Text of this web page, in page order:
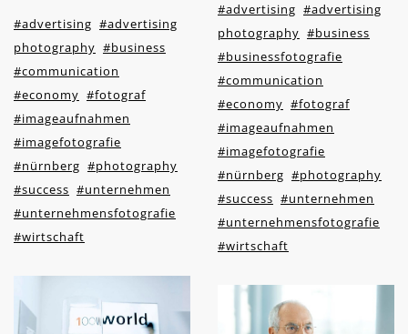
#advertising #advertising
photography #business
#communication
#economy #fotograf
#imageaufnahmen
#imagefotografie
#nürnberg #photography
#success #unternehmen
#unternehmensfotografie
#wirtschaft
#advertising #advertising
photography #business
#businessfotografie
#communication
#economy #fotograf
#imageaufnahmen
#imagefotografie
#nürnberg #photography
#success #unternehmen
#unternehmensfotografie
#wirtschaft